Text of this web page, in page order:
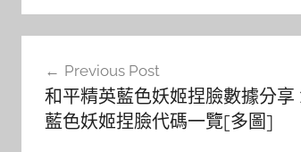
Previous Post
和平精英藍色妖姬捏臉數據分享
藍色妖姬捏臉代碼一覽[多圖]